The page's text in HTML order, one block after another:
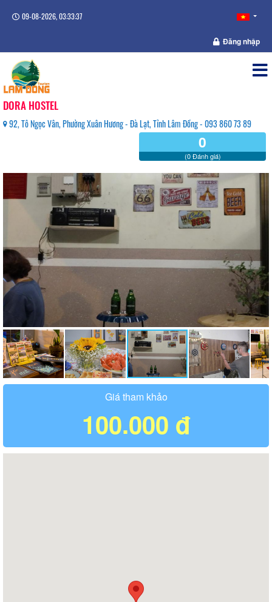
09-08-2026, 03:33:37
Đăng nhập
DORA HOSTEL
92, Tô Ngọc Vân, Phường Xuân Hương - Đà Lạt, Tỉnh Lâm Đồng - 093 860 73 89
0
(0 Đánh giá)
Giá tham khảo
100.000 đ